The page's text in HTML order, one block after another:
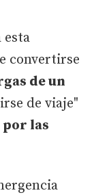
esta
convertirse
de un
de viaje"
las